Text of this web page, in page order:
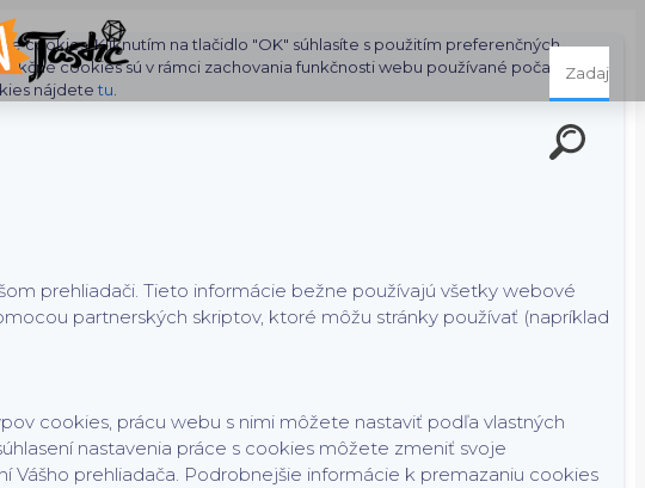
cookies. Kliknutím na tlačidlo "OK" súhlasíte s použitím preferenčných,
cookies sú v rámci zachovania funkčnosti webu používané počas celej
nájdetetu
prehliadači. Tieto informácie bežne používajú všetky webové
partnerských skriptov, ktoré môžu stránky používať (napríklad
cookies, prácu webu s nimi môžete nastaviť podľa vlastných
nastavenia práce s cookies môžete zmeniť svoje
prehliadača. Podrobnejšie informácie k premazaniu cookies